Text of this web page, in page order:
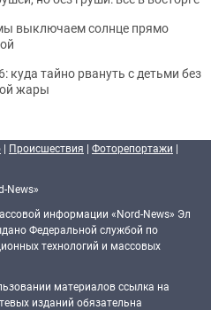
выключаем солнце прямо
куда тайно рвануть с детьми без
жары
| Происшествия | Фоторепортажи |
News»
информации «Nord-News» Эл
Федеральной службой по
технологий и массовых
материалов ссылка на
изданий обязательна